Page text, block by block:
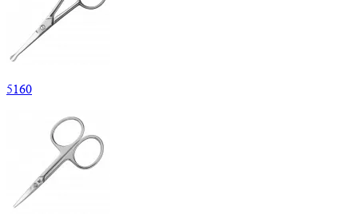
5160